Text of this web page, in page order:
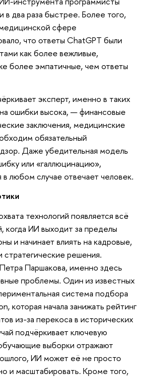
в два раза быстрее. Более того,
сфере
что ответы ChatGPT были
как более вежливые,
более эмпатичные, чем ответы
эксперт, именно в таких
ошибки высока, — финансовые
заключения, медицинские
обязательный
Даже убедительная модель
или «галлюцинацию»,
в любом случае отвечает человек.
технологий появляется всё
когда ИИ выходит за пределы
и начинает влиять на кадровые,
решения.
Паршакова, именно здесь
проблемы. Один из известных
система подбора
которая начала занижать рейтинг
из-за перекоса в исторических
подчёркивает ключевую
выборки отражают
ИИ может её не просто
и масштабировать. Кроме того,